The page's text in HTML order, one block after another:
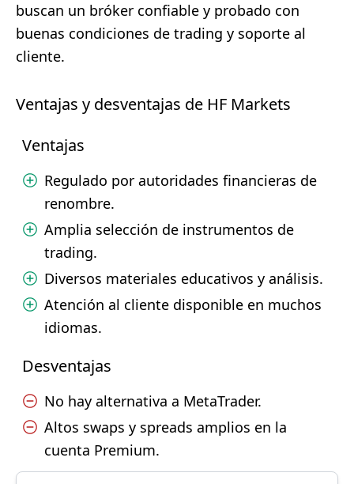
buscan un bróker confiable y probado con
buenas condiciones de trading y soporte al
cliente.
Ventajas y desventajas de HF Markets
Ventajas
Regulado por autoridades financieras de
renombre.
Amplia selección de instrumentos de
trading.
Diversos materiales educativos y análisis.
Atención al cliente disponible en muchos
idiomas.
Desventajas
No hay alternativa a MetaTrader.
Altos swaps y spreads amplios en la
cuenta Premium.